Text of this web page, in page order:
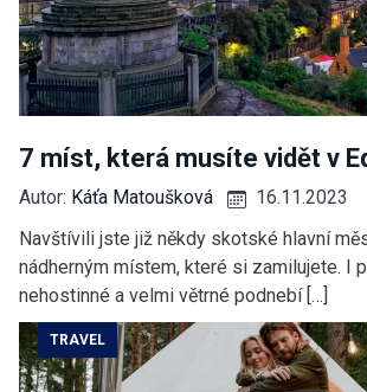
7 míst, která musíte vidět v
Autor: Káťa Matoušková
16.11.2023
Navštívili jste již někdy skotské hlavní
nádherným místem, které si zamilujete. I
nehostinné a velmi větrné podnebí […]
TRAVEL